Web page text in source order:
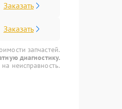
Заказать
Заказать
запчастей.
диагностику.
неисправность.